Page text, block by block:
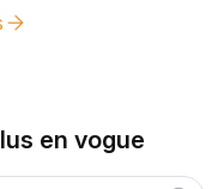
en vogue